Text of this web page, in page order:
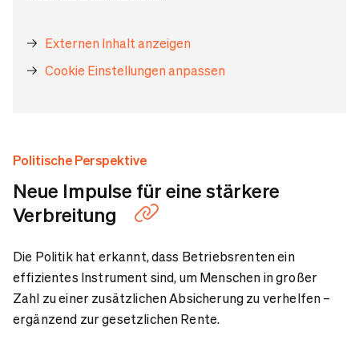
Externen Inhalt anzeigen
Cookie Einstellungen anpassen
Politische Perspektive
Neue Impulse für eine stärkere
Verbreitung
Die Politik hat erkannt, dass Betriebsrenten ein
effizientes Instrument sind, um Menschen in großer
Zahl zu einer zusätzlichen Absicherung zu verhelfen –
ergänzend zur gesetzlichen Rente.